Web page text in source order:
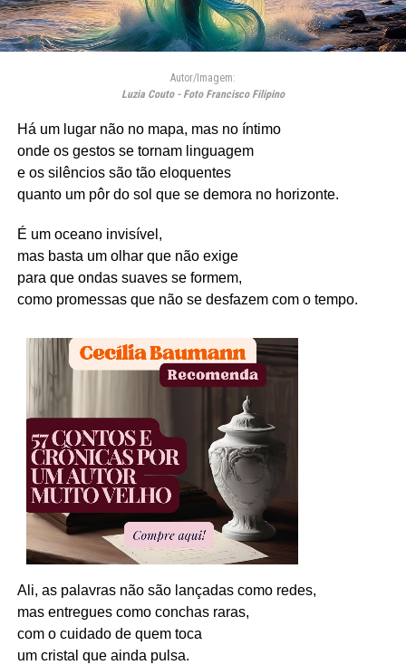
Autor/Imagem:
Luzia Couto - Foto Francisco Filipino
Há um lugar não no mapa, mas no íntimo
onde os gestos se tornam linguagem
e os silêncios são tão eloquentes
quanto um pôr do sol que se demora no horizonte.
É um oceano invisível,
mas basta um olhar que não exige
para que ondas suaves se formem,
como promessas que não se desfazem com o tempo.
Ali, as palavras não são lançadas como redes,
mas entregues como conchas raras,
com o cuidado de quem toca
um cristal que ainda pulsa.